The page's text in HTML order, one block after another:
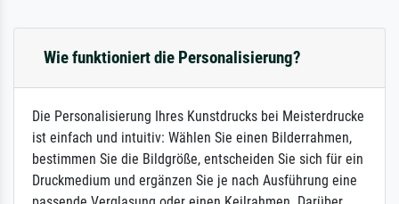
Wie funktioniert die Personalisierung?
Die Personalisierung Ihres Kunstdrucks bei Meisterdrucke
ist einfach und intuitiv: Wählen Sie einen Bilderrahmen,
bestimmen Sie die Bildgröße, entscheiden Sie sich für ein
Druckmedium und ergänzen Sie je nach Ausführung eine